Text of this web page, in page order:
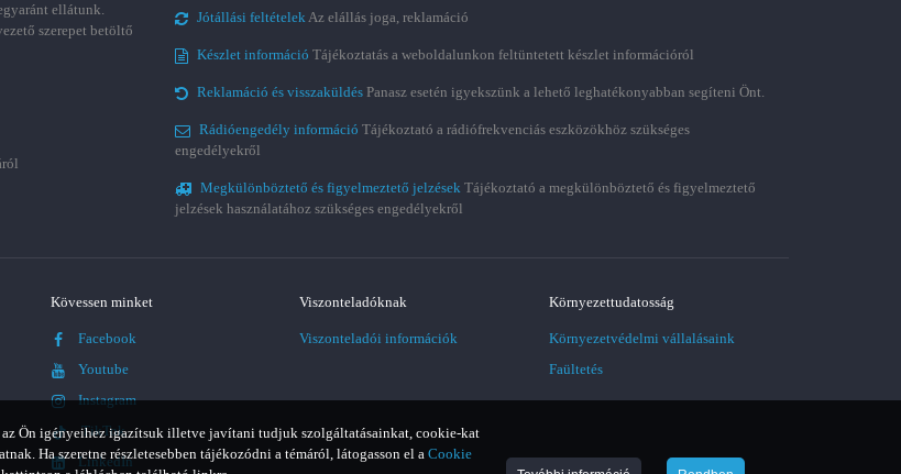
Ön igényeihez igazítsuk illetve javítani tudjuk szolgáltatásainkat, cookie-kat
Ha szeretne részletesebben tájékozódni a témáról, látogasson el a Cookie
ellátunk.
szerepet betöltő
Jótállási feltételekAz elállás joga, reklamáció
Készlet információ Tájékoztatás a weboldalunkon feltüntetett készlet információról
Reklamáció és visszaküldés Panasz esetén igyekszünk a lehető leghatékonyabban segíteni Önt.
Rádióengedély információ Tájékoztató a rádiófrekvenciás eszközökhöz szükséges
engedélyekről
Megkülönböztető és figyelmeztető jelzések Tájékoztató a megkülönböztető és figyelmeztető
jelzések használatához szükséges engedélyekről
Kövessen minket
Facebook
Youtube
Instagram
TikTok
LinkedIn
Viszonteladóknak
Viszonteladói információk
Környezettudatosság
Környezetvédelmi vállalásaink
Faültetés